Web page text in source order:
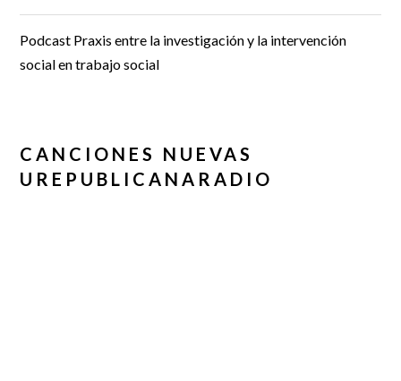
Podcast Praxis entre la investigación y la intervención
social en trabajo social
CANCIONES NUEVAS
UREPUBLICANARADIO